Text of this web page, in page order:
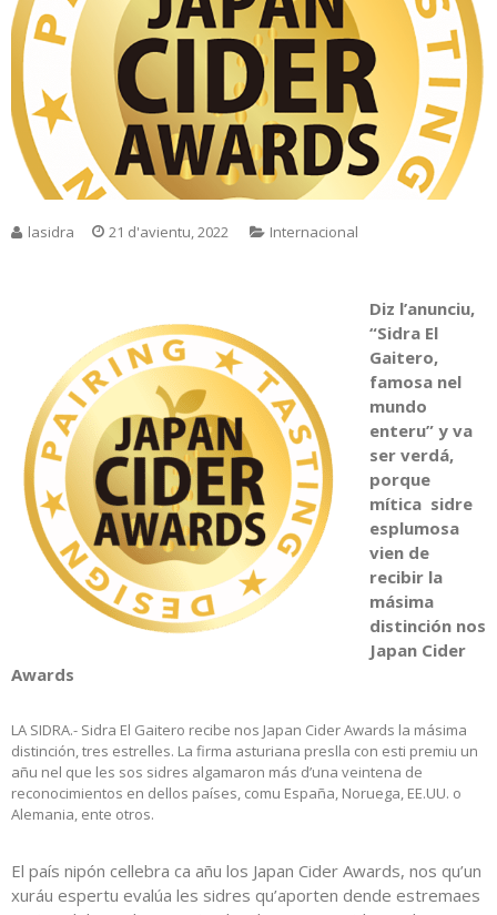
lasidra 21 d'avientu, 2022 Internacional
Diz l’anunciu,
“Sidra El
Gaitero,
famosa nel
mundo
enteru” y va
ser verdá,
porque
mítica sidre
esplumosa
vien de
recibir la
másima
distinción nos
Japan Cider
Awards
LA SIDRA.- Sidra El Gaitero recibe nos Japan Cider Awards la másima
distinción, tres estrelles. La firma asturiana preslla con esti premiu un
añu nel que les sos sidres algamaron más d’una veintena de
reconocimientos en dellos países, comu España, Noruega, EE.UU. o
Alemania, ente otros.
El país nipón cellebra ca añu los Japan Cider Awards, nos qu’un
xuráu espertu evalúa les sidres qu’aporten dende estremaes